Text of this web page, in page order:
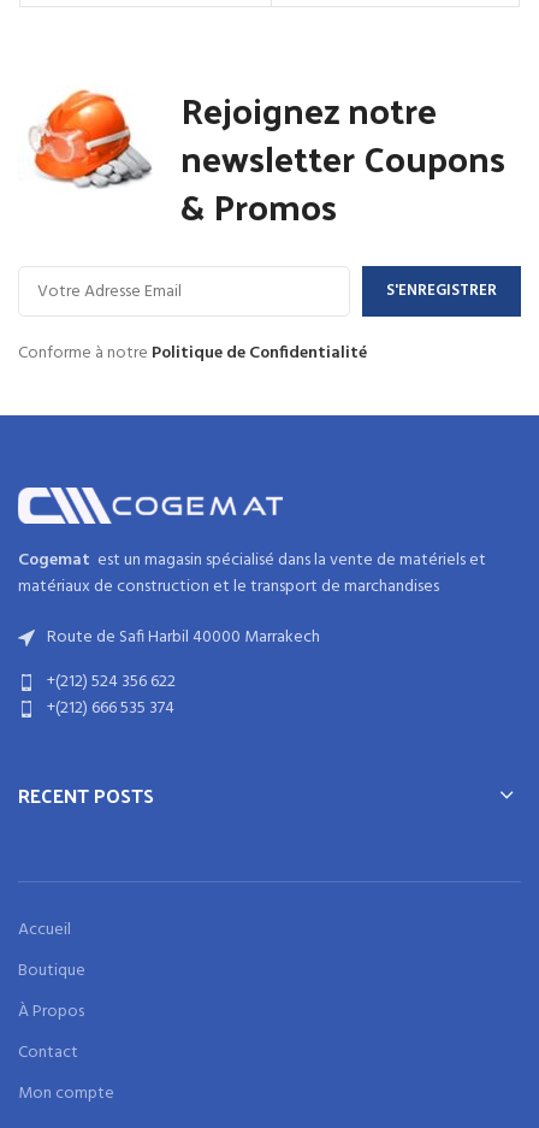
Rejoignez notre
newsletter Coupons
& Promos
Conforme à notre Politique de Confidentialité
Cogemat est un magasin spécialisé dans lavente de matériels et
matériaux de construction etle transport de marchandises
Route de Safi Harbil 40000 Marrakech
+(212) 524 356 622
+(212) 666 535 374
RECENT POSTS
Accueil
Boutique
À Propos
Contact
Mon compte